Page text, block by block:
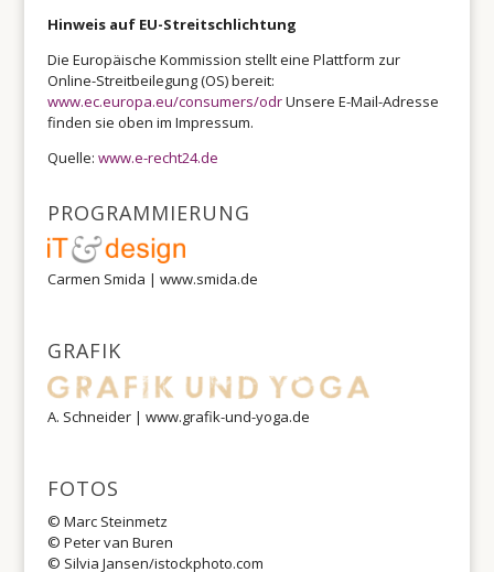
Hinweis auf EU-Streitschlichtung
Die Europäische Kommission stellt eine Plattform zur
Online-Streitbeilegung (OS) bereit:
www.ec.europa.eu/consumers/odrUnsere E-Mail-Adresse
finden sie oben im Impressum.
Quelle: www.e-recht24.de
PROGRAMMIERUNG
Carmen Smida | www.smida.de
GRAFIK
A. Schneider | www.grafik-und-yoga.de
FOTOS
© Marc Steinmetz
© Peter van Buren
© Silvia Jansen/istockphoto.com